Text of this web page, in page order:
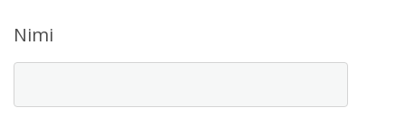
Nimi